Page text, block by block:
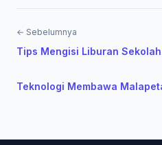
← Sebelumnya
Tips Mengisi Liburan Sekolah
​Teknologi Membawa